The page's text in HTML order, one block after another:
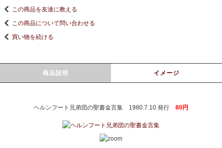
この商品を友達に教える
この商品について問い合わせる
買い物を続ける
商品説明 イメージ
ヘルンフート兄弟団の聖書金言集 1980.7.10.発行 80円